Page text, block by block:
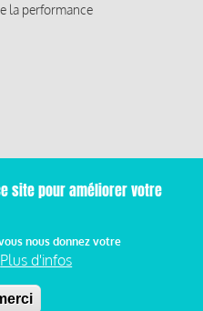
la performance
site pour améliorer votre
nous donnez votre
Plus d'infos